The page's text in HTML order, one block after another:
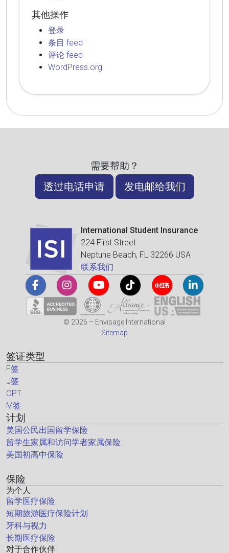
其他操作
登录
条目 feed
评论 feed
WordPress.org
需要帮助？
透过电话申请 发电邮给我们
International Student Insurance
224 First Street
Neptune Beach, FL 32266 USA
联系我们
© 2026 – Envisage International
Sitemap
签证类型
F签
J签
OPT
M签
计划
美国公民出国留学保险
留学生家属和访问学者家属保险
美国初高中保险
保险
为个人
留学医疗保险
短期旅游医疗保险计划
牙科与视力
长期医疗保险
对于合作伙伴